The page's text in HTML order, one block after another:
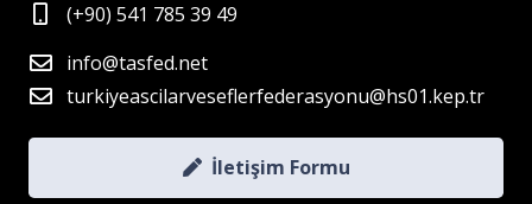
(+90) 541 785 39 49
info@tasfed.net
turkiyeascilarveseflerfederasyonu@hs01.kep.tr
İletişim Formu